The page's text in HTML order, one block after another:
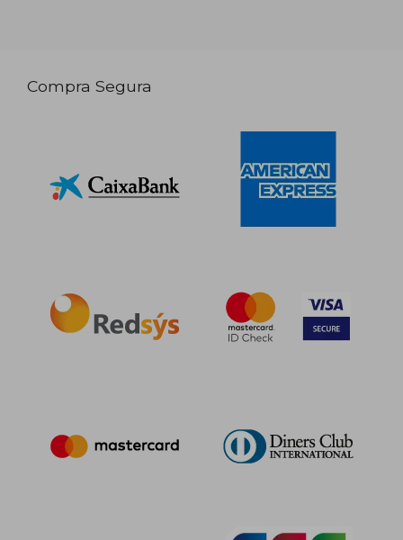
Compra Segura